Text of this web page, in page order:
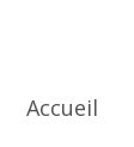
Accueil